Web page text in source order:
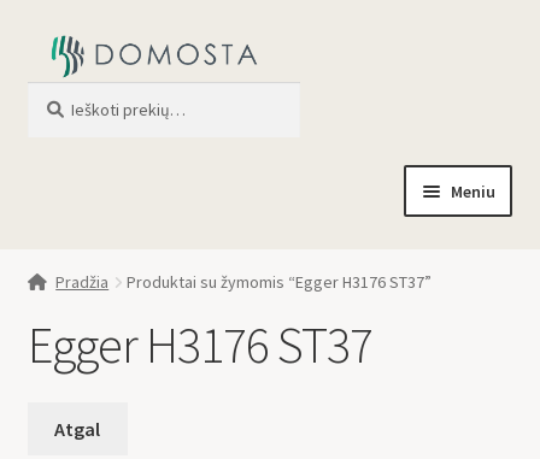
Meniu
Apie mus
Profilis
Pradžia Produktai su žymomis “Egger H3176 ST37”
Egger H3176 ST37